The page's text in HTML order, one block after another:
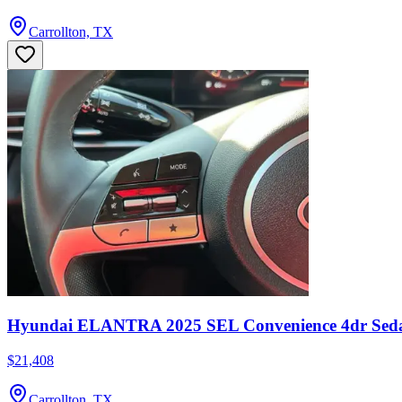
Carrollton, TX
Hyundai ELANTRA 2025 SEL Convenience 4dr
$21,408